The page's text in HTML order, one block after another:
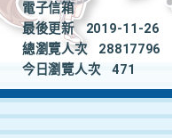
電子信箱
最後更新
2019-11-26
總瀏覽人次
28817796
今日瀏覽人次
471